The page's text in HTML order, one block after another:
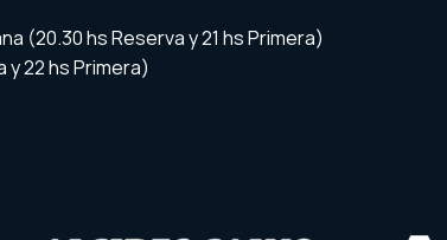
(20.30 hs Reserva y 21 hs Primera)
y 22 hs Primera)